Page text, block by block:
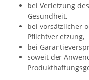
bei Verletzung
Gesundheit,
bei vorsätzlicher
Pflichtverletzung,
bei
soweit der